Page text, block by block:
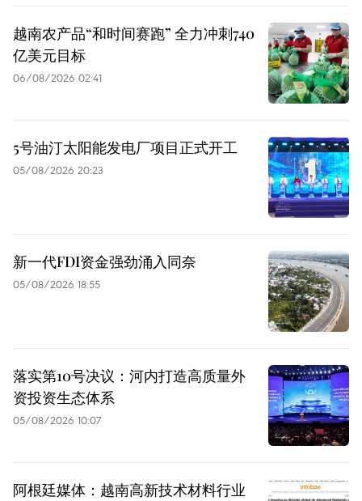
越南农产品“和时间赛跑” 全力冲刺740
亿美元目标
06/08/2026 02:41
5号油汀太阳能发电厂项目正式开工
05/08/2026 20:23
新一代FDI资金强劲涌入同奈
05/08/2026 18:55
落实第10号决议：河内打造高质量外
资投资生态体系
05/08/2026 10:07
阿根廷媒体：越南高新技术材料行业